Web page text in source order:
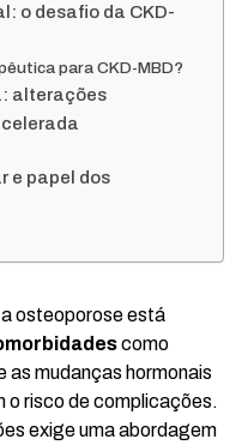
o desafio da CKD-
para CKD-MBD?
alterações
e papel dos
osteoporose está
como
as mudanças hormonais
o risco de complicações.
exige uma abordagem